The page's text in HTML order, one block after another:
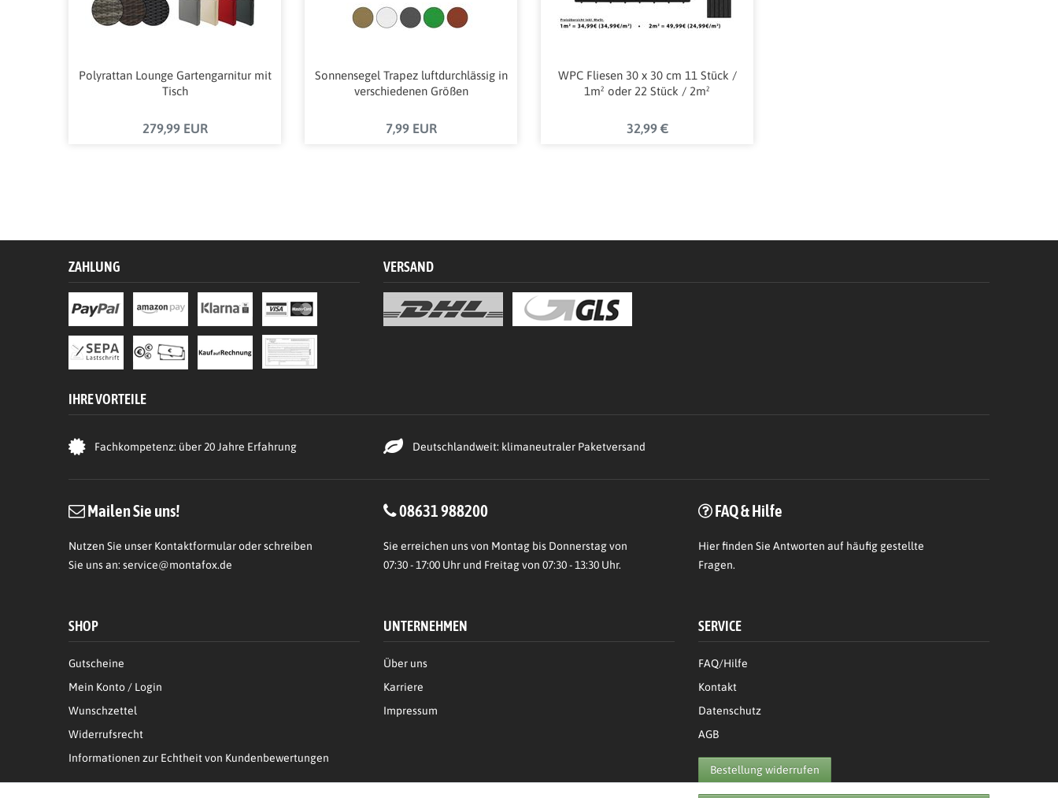
Polyrattan Lounge Gartengarnitur mit
Tisch
279,99 EUR
Sonnensegel Trapez luftdurchlässig in
verschiedenen Größen
7,99 EUR
WPC Fliesen 30 x 30 cm 11 Stück /
1m² oder 22 Stück / 2m²
32,99 €
ZAHLUNG VERSAND
IHRE VORTEILE
Fachkompetenz: über 20 Jahre Erfahrung Deutschlandweit: klimaneutraler Paketversand
Mailen Sie uns!
Nutzen Sie unser Kontaktformular oder schreiben
Sie uns an: service@montafox.de
08631 988200
Sie erreichen uns von Montag bis Donnerstag von
07:30 - 17:00 Uhr und Freitag von 07:30 - 13:30 Uhr.
FAQ & Hilfe
Hierfinden Sie Antworten auf häufig gestellte
Fragen.
SHOP
Gutscheine
Mein Konto / Login
Wunschzettel
Widerrufsrecht
Informationen zur Echtheit von Kundenbewertungen
UNTERNEHMEN
Über uns
Karriere
Impressum
SERVICE
FAQ/Hilfe
Kontakt
Datenschutz
AGB
Bestellung widerrufen